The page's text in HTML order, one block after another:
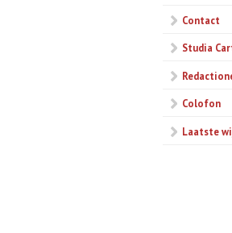
Contact
Studia
Colofon
Laatste